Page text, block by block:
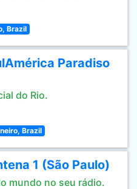
Brazil
Paradiso
do Rio.
Brazil
1 (São Paulo)
mundo no seu rádio.